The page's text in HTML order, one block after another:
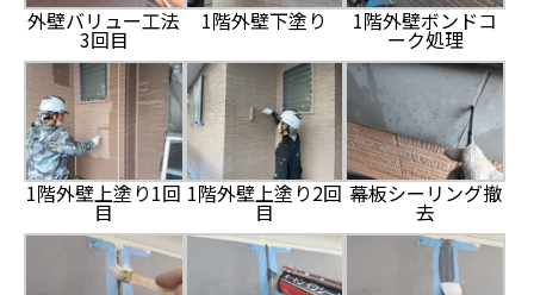
外壁バリュー工法
3回目
1階外壁下塗り 1階外壁ボンドコ
ーク処理
1階外壁上塗り1回
目
1階外壁上塗り2回
目
幕板シーリング撤
去